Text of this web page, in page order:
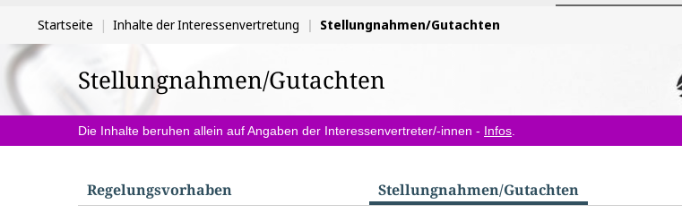
Sie
befinden
sich
hier:
Startseite Inhalte der Interessenvertretung Stellungnahmen/Gutachten
Stellungnahmen/Gutachten
Die Inhalte beruhen allein auf Angaben der Interessenvertreter/-innen - Infos
SRegelungs­vorhaben Stellungnahmen/​Gutachten